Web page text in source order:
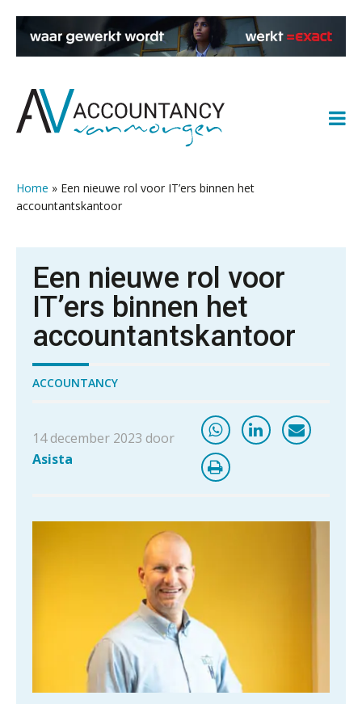
naar
naar
naar
naar
Home » Een nieuwe rol voor IT’ers binnen het
accountantskantoor
Een nieuwe rol voor
IT’ers binnen het
accountantskantoor
ACCOUNTANCY
14 december 2023 door
Asista
ICT & AI | “Slim automatiseren begint
Private equity in accountancy: drie
spanningsvelden die het vak
veranderen
ICT & AI | “Wie bewust kiest, kiest
voor toekomstbestendigheid”
ICT & AI | Waarom inzicht nog geen
advies is
ICT & AI | De accountant als